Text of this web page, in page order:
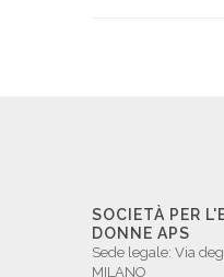
SOCIETÀ PER
DONNE APS
Sede legale: Via
MILANO